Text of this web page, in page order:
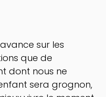
sur les
que de
dont nous ne
sera grognon,